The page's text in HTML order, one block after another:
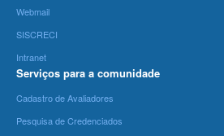
Webmail
SISCRECI
Intranet
Serviços para a comunidade
Cadastro de Avaliadores
Pesquisa de Credenciados